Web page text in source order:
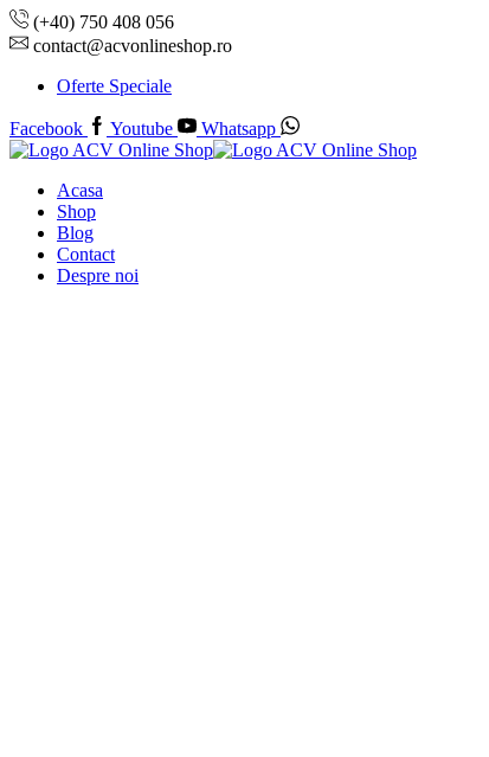
(+40) 750 408 056
contact@acvonlineshop.ro
Oferte Speciale
Facebook Youtube Whatsapp
Acasa
Shop
Blog
Contact
Despre noi